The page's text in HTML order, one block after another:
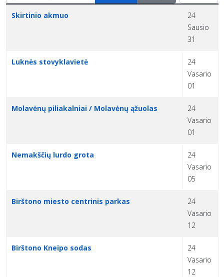
Pavadinimas Sukūrimo data
Skirtinio akmuo
24
Sausio
31
Luknės stovyklavietė
24
Vasario
01
Molavėnų piliakalniai / Molavėnų ąžuolas
24
Vasario
01
Nemakščių lurdo grota
24
Vasario
05
Birštono miesto centrinis parkas
24
Vasario
12
Birštono Kneipo sodas
24
Vasario
12